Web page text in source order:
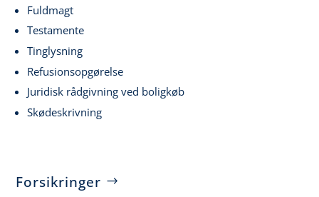
Fuldmagt
Testamente
Tinglysning
Refusionsopgørelse
Juridisk rådgivning ved boligkøb
Skødeskrivning
Forsikringer